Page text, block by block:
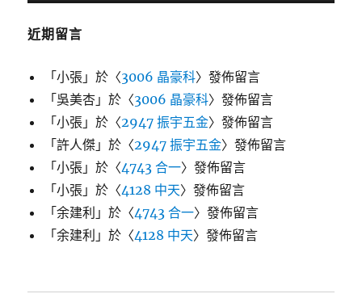
近期留言
「小張 」於〈3006 晶豪科〉發佈留言
「吳美杏 」於〈3006 晶豪科〉發佈留言
「小張 」於〈2947 振宇五金〉發佈留言
「許人傑 」於〈2947 振宇五金〉發佈留言
「小張 」於〈4743 合一〉發佈留言
「小張 」於〈4128 中天〉發佈留言
「余建利 」於〈4743 合一〉發佈留言
「余建利 」於〈4128 中天〉發佈留言